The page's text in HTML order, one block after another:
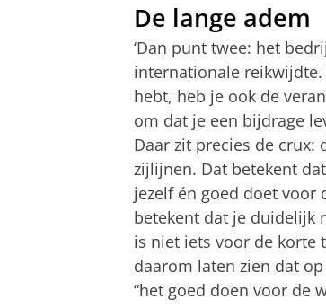
De lange adem
‘Dan punt twee: het
internationale
hebt, heb je ook de
om dat je een bijdrage
Daar zit precies de
zijlijnen. Dat betekent
jezelf én goed doet voor
betekent dat je duidelijk
is niet iets voor de korte
daarom laten zien dat
“het goed doen voor de